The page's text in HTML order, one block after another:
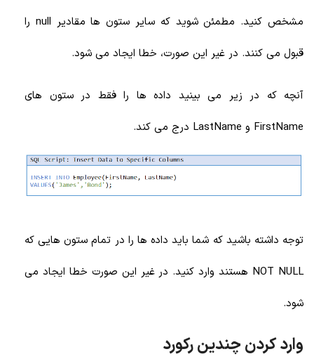
مشخص کنید. مطمئن شوید که سایر ستون ها مقادیر null را
قبول می کنند. در غیر این صورت، خطا ایجاد می شود.
آنچه که در زیر می بینید داده ها را فقط در ستون های
FirstName و LastName درج می کند.
توجه داشته باشید که شما باید داده ها را در تمام ستون هایی که
NOT NULL هستند وارد کنید. در غیر این صورت خطا ایجاد می
شود.
وارد کردن چندین رکورد